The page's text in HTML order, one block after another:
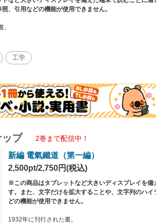
、引用などの機能が使用できません。
工学
ップ 2巻まで配信中！
新編 電氣鐵道（第一編）
2,500pt/2,750円(税込)
※この商品はタブレットなど大きいディスプレイを備
す。また、文字だけを拡大することや、文字列のハ
どの機能が使用できません。
1932年に刊行された書。